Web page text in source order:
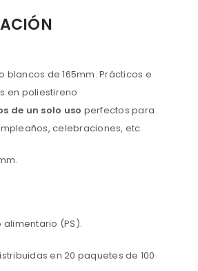
blancos de 165mm. Prácticos e
en poliestireno
de un solo uso perfectos para
celebraciones, etc.
alimentario (PS).
en 20 paquetes de 100